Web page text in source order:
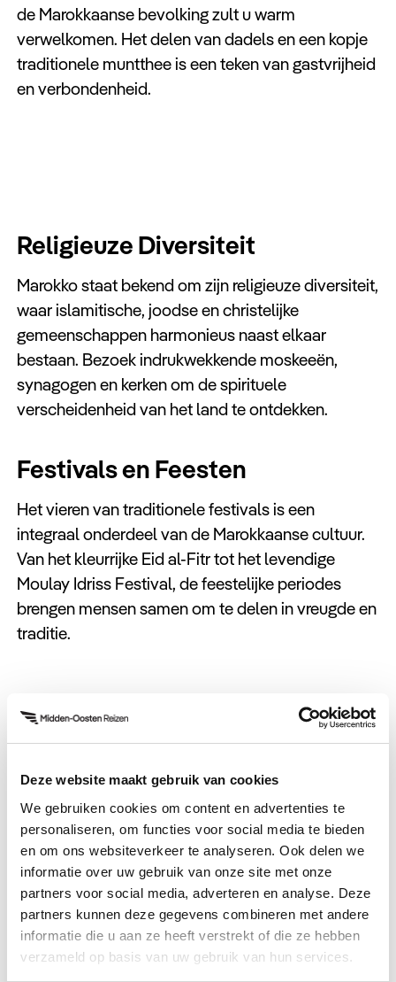
Deze website maakt gebruik van cookies
We gebruiken cookies om content en advertenties te
personaliseren, om functies voor social media te bieden
en om ons websiteverkeer te analyseren. Ook delen we
informatie over uw gebruik van onze site met onze
partners voor social media, adverteren en analyse. Deze
partners kunnen deze gegevens combineren met andere
informatie die u aan ze heeft verstrekt of die ze hebben
verzameld op basis van uw gebruik van hun services.
de Marokkaanse bevolking zult u warm
verwelkomen. Het delen van dadels en een kopje
traditionele muntthee is een teken van gastvrijheid
en verbondenheid.
Religieuze Diversiteit
Marokko staat bekend om zijn religieuze diversiteit,
waar islamitische, joodse en christelijke
gemeenschappen harmonieus naast elkaar
bestaan. Bezoek indrukwekkende moskeeën,
synagogen en kerken om de spirituele
verscheidenheid van het land te ontdekken.
Festivals en Feesten
Het vieren van traditionele festivals is een
integraal onderdeel van de Marokkaanse cultuur.
Van het kleurrijke Eid al-Fitr tot het levendige
Moulay Idriss Festival, de feestelijke periodes
brengen mensen samen om te delen in vreugde en
traditie.
Kunst en Ambachten
Marokkaanse kunst en ambachten weerspiegelen
de diepe band met vakmanschap en erfgoed. Van
prachtig bewerkte houten meubels tot kleurrijk
beschilderd aardewerk en ingewikkelde
mozaïeken, elk kunstwerk draagt bij aan het
behoud van tradities.